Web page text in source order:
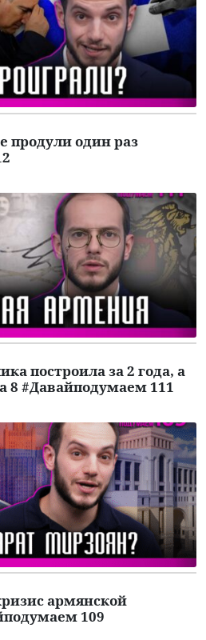
один раз
построила за 2 года, а
8 #Давайподумаем 111
армянской
109